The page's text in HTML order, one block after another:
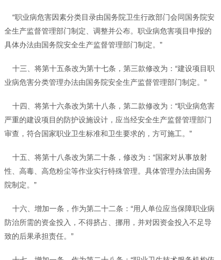
“职业病危害因素分类目录由国务院卫生行政部门会同国务院安
全生产监督管理部门制定、调整并公布。职业病危害项目申报的
具体办法由国务院安全生产监督管理部门制定。”
十三、将第十五条改为第十七条，第三款修改为：“建设项目职
业病危害分类管理办法由国务院安全生产监督管理部门制定。”
十四、将第十六条改为第十八条，第二款修改为：“职业病危害
严重的建设项目的防护设施设计，应当经安全生产监督管理部门
审查，符合国家职业卫生标准和卫生要求的，方可施工。”
十五、将第十八条改为第二十条，修改为：“国家对从事放射
性、高毒、高危粉尘等作业实行特殊管理。具体管理办法由国务
院制定。”
十六、增加一条，作为第二十二条：“用人单位应当保障职业病
防治所需的资金投入，不得挤占、挪用，并对因资金投入不足导
致的后果承担责任。”